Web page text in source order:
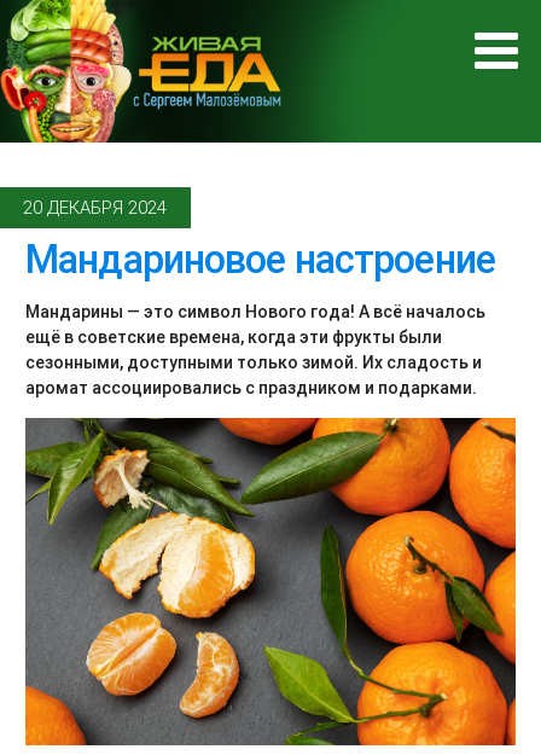
20 ДЕКАБРЯ 2024
Мандариновое настроение
Мандарины — это символ Нового года! А всё началось
ещё в советские времена, когда эти фрукты были
сезонными, доступными только зимой. Их сладость и
аромат ассоциировались с праздником и подарками.